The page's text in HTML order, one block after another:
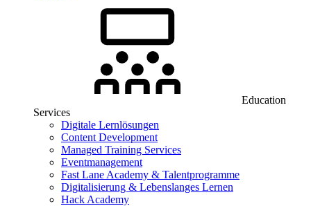
Education
Services
Digitale Lernlösungen
Content Development
Managed Training Services
Eventmanagement
Fast Lane Academy & Talentprogramme
Digitalisierung & Lebenslanges Lernen
Hack Academy